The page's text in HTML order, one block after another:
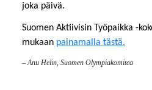
joka päivä.
Suomen Aktiivisin Työpaikka -
mukaan painamalla tästä.
– Anu Helin, Suomen Olympiakomitea